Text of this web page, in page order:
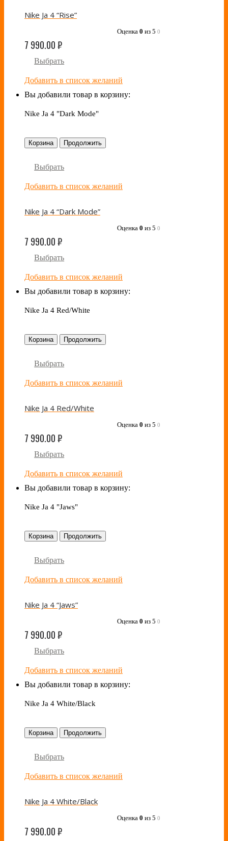
Nike Ja 4 “Rise”
Оценка 0 из 5 0
7 990.00₽
Выбрать
Добавить в список желаний
Вы добавили товар в корзину:
Nike Ja 4 "Dark Mode"
Корзина Продолжить
Выбрать
Добавить в список желаний
Nike Ja 4 “Dark Mode”
Оценка 0 из 5 0
7 990.00₽
Выбрать
Добавить в список желаний
Вы добавили товар в корзину:
Nike Ja 4 Red/White
Корзина Продолжить
Выбрать
Добавить в список желаний
Nike Ja 4 Red/White
Оценка 0 из 5 0
7 990.00₽
Выбрать
Добавить в список желаний
Вы добавили товар в корзину:
Nike Ja 4 "Jaws"
Корзина Продолжить
Выбрать
Добавить в список желаний
Nike Ja 4 “Jaws”
Оценка 0 из 5 0
7 990.00₽
Выбрать
Добавить в список желаний
Вы добавили товар в корзину:
Nike Ja 4 White/Black
Корзина Продолжить
Выбрать
Добавить в список желаний
Nike Ja 4 White/Black
Оценка 0 из 5 0
7 990.00₽